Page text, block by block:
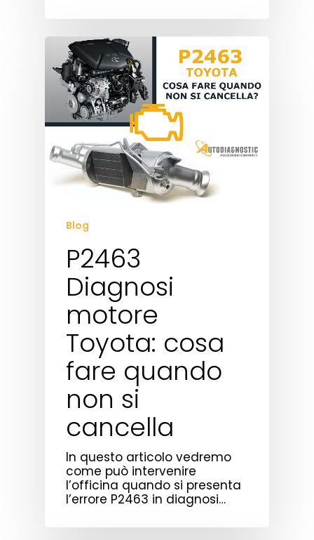
Blog
P2463
Diagnosi
motore
Toyota: cosa
fare quando
non si
cancella
In questo articolo vedremo
come può intervenire
l’officina quando si presenta
l’errore P2463 in diagnosi…